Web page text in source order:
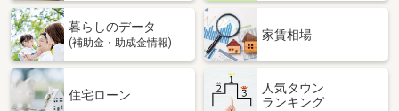
暮らしのデータ
(補助金・助成金情報)
家賃相場
住宅ローン
人気タウン
ランキング